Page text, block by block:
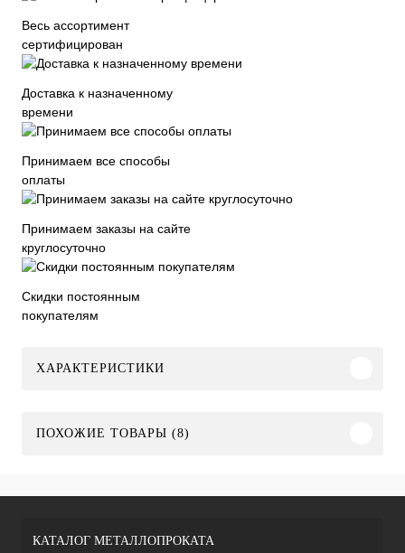
Весь ассортимент
сертифицирован
Доставка к назначенному
времени
Принимаем все способы
оплаты
Принимаем заказы на сайте
круглосуточно
Скидки постоянным
покупателям
ХАРАКТЕРИСТИКИ
ПОХОЖИЕ ТОВАРЫ (8)
КАТАЛОГ МЕТАЛЛОПРОКАТА